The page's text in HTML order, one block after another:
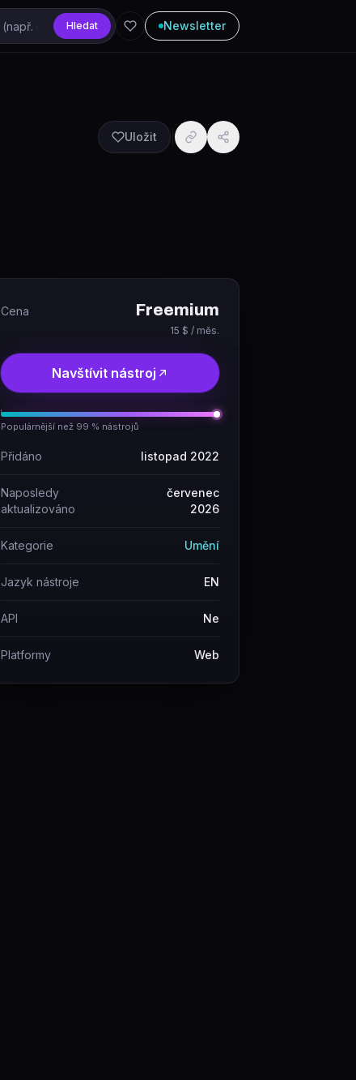
Hledat Newsletter
Uložit
Cena Freemium
15 $ / měs.
Navštívit nástroj
Populárnější než 99 % nástrojů
Přidáno listopad 2022
Naposledy
aktualizováno
červenec
2026
Kategorie Umění
Jazyk nástroje EN
API Ne
Platformy Web